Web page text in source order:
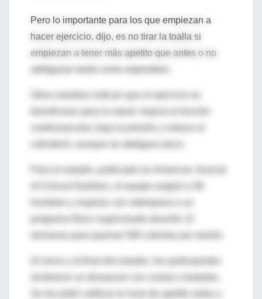
Pero lo importante para los que empiezan a
hacer ejercicio, dijo, es no tirar la toalla si
empiezan a tener más apetito que antes o no
adelgazan tanto como esperaban.
cardiovascular, baja la presión y reduce el
colesterol, aunque se adelgace poco.
of Clinical Nutrition, el equipo asignó a 58
programa físico supervisado durante 12
recibieron un desayuno con cereal y tostadas.
Se les pidió calificar el nivel de apetito antes y